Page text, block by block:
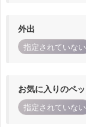
外出
指定されていない
お気に入りのペ
指定されていない